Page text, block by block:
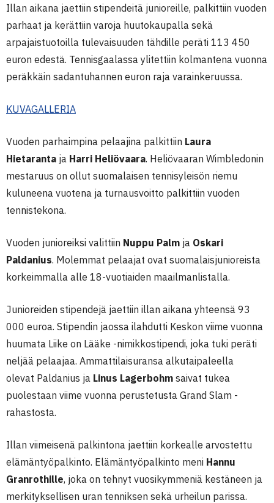
Illan aikana jaettiin stipendeitä junioreille, palkittiin vuoden
parhaat ja kerättiin varoja huutokaupalla sekä
arpajaistuotoilla tulevaisuuden tähdille peräti 113 450
euron edestä. Tennisgaalassa ylitettiin kolmantena vuonna
peräkkäin sadantuhannen euron raja varainkeruussa.
KUVAGALLERIA
Vuoden parhaimpina pelaajina palkittiin Laura
Hietaranta ja Harri Heliövaara. Heliövaaran Wimbledonin
mestaruus on ollut suomalaisen tennisyleisön riemu
kuluneena vuotena ja turnausvoitto palkittiin vuoden
tennistekona.
Vuoden junioreiksi valittiin Nuppu Palm ja Oskari
Paldanius. Molemmat pelaajat ovat suomalaisjunioreista
korkeimmalla alle 18-vuotiaiden maailmanlistalla.
Junioreiden stipendejä jaettiin illan aikana yhteensä 93
000 euroa. Stipendin jaossa ilahdutti Keskon viime vuonna
huumata Liike on Lääke -nimikkostipendi, joka tuki peräti
neljää pelaajaa. Ammattilaisuransa alkutaipaleella
olevat Paldanius ja Linus Lagerbohm saivat tukea
puolestaan viime vuonna perustetusta Grand Slam -
rahastosta.
Illan viimeisenä palkintona jaettiin korkealle arvostettu
elämäntyöpalkinto. Elämäntyöpalkinto meni Hannu
Granrothille, joka on tehnyt vuosikymmeniä kestäneen ja
merkityksellisen uran tenniksen sekä urheilun parissa.